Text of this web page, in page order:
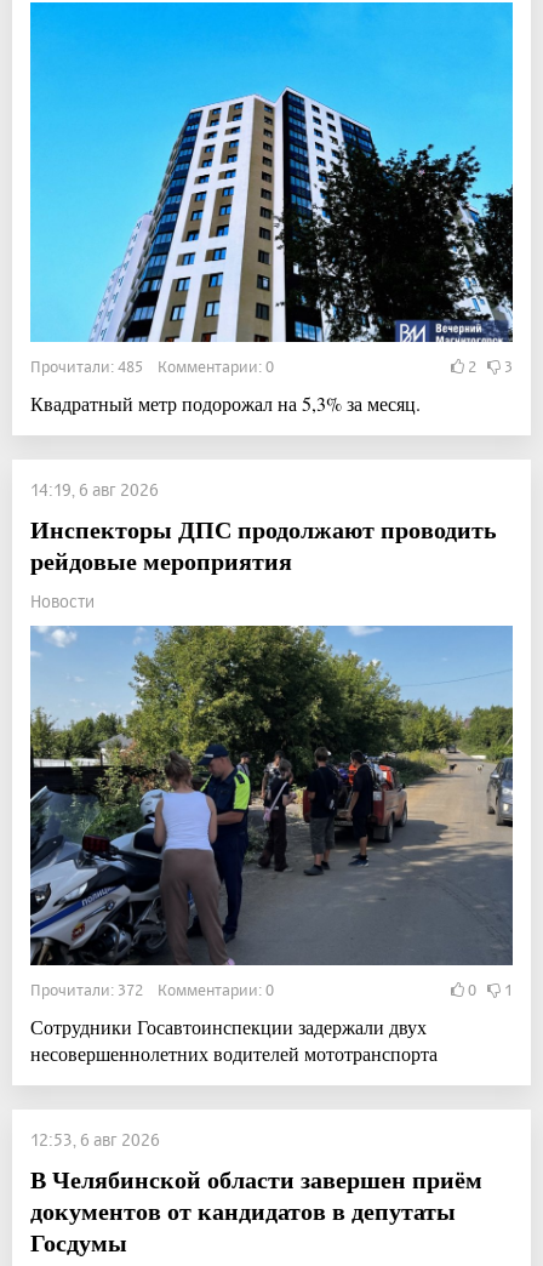
Прочитали: 485 Комментарии: 0 2 3
Квадратный метр подорожал на 5,3% за месяц.
14:19, 6 авг 2026
Инспекторы ДПС продолжают проводить
рейдовые мероприятия
Новости
Прочитали: 372 Комментарии: 0 0 1
Сотрудники Госавтоинспекции задержали двух
несовершеннолетних водителей мототранспорта
12:53, 6 авг 2026
В Челябинской области завершен приём
документов от кандидатов в депутаты
Госдумы